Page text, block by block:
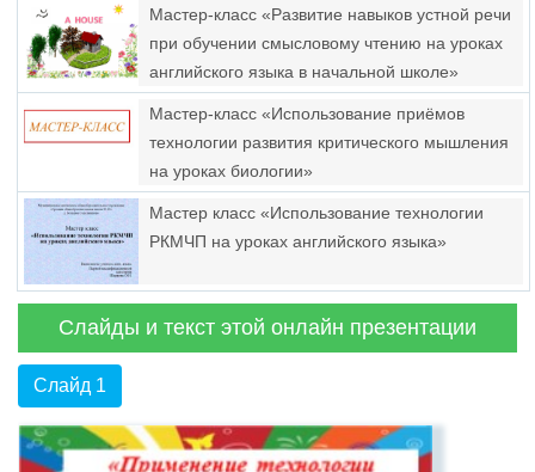
Мастер-класс «Развитие навыков устной речи
при обучении смысловому чтению на уроках
английского языка в начальной школе»
Мастер-класс «Использование приёмов
технологии развития критического мышления
на уроках биологии»
Мастер класс «Использование технологии
РКМЧП на уроках английского языка»
Слайды и текст этой онлайн презентации
Слайд 1